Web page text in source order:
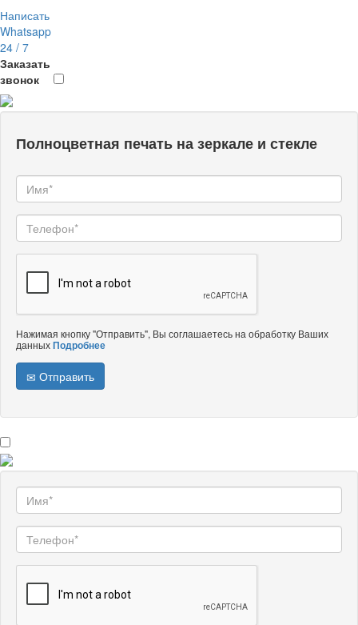
Написать
Whatsapp
24 / 7
Заказать
звонок
Полноцветная печать на зеркале и стекле
Нажимая кнопку "Отправить", Вы соглашаетесь на обработку Ваших
данныхПодробнее
Отправить